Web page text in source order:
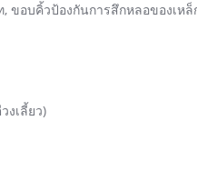
อบคิ้วป้องกันการสึกหลอของเหล็
งเลี้ยว)